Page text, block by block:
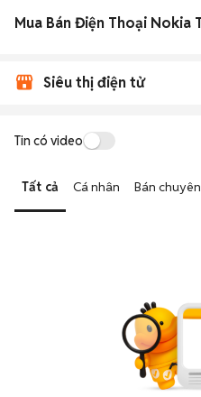
Siêu thị điện tử
Tin có video
Tất cả Cá nhân Bán chuyên